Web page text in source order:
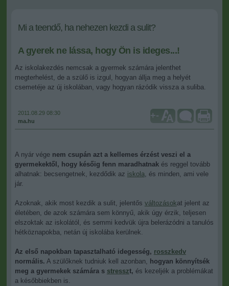
Mi a teendő, ha nehezen kezdi a sulit?
A gyerek ne lássa, hogy Ön is ideges...!
Az iskolakezdés nemcsak a gyermek számára jelenthet
megterhelést, de a szülő is izgul, hogyan állja meg a helyét
csemetéje az új iskolában, vagy hogyan rázódik vissza a suliba.
2011.08.29 08:30
ma.hu
+-
A nyár vége nem csupán azt a kellemes érzést veszi el a
gyermekektől, hogy későig fenn maradhatnakés reggel tovább
alhatnak: becsengetnek, kezdődik az iskola , és minden, ami vele
jár.
Azoknak, akik most kezdik a sulit, jelentős változásokat jelent az
életében, de azok számára sem könnyű, akik úgy érzik, teljesen
elszoktak az iskolától, és semmi kedvük újra belerázódni a tanulós
hétköznapokba, netán új iskolába kerülnek.
Az első napokban tapasztalható idegesség, rosszkedv
normális. A szülőknek tudniuk kell azonban, hogyan könnyítsék
meg a gyermekek számára s stresszt, és kezeljék a problémákat
a későbbiekben is.